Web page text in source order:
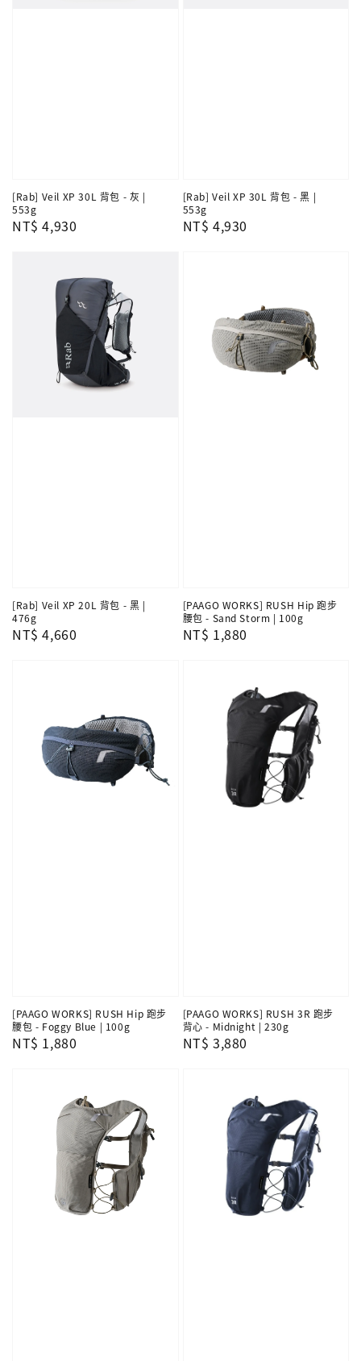
[Rab] Veil XP 30L 背包 - 灰 |
553g
Regular
NT$ 4,930
[Rab] Veil XP 30L 背包 - 黑 |
553g
Regular
NT$ 4,930
[Rab] Veil XP 20L 背包 - 黑 |
476g
Regular
NT$ 4,660
[PAAGO WORKS] RUSH Hip 跑步
腰包 - Sand Storm | 100g
Regular
NT$ 1,880
[PAAGO WORKS] RUSH Hip 跑步
腰包 - Foggy Blue | 100g
Regular
NT$ 1,880
[PAAGO WORKS] RUSH 3R 跑步
背心 - Midnight | 230g
Regular
NT$ 3,880